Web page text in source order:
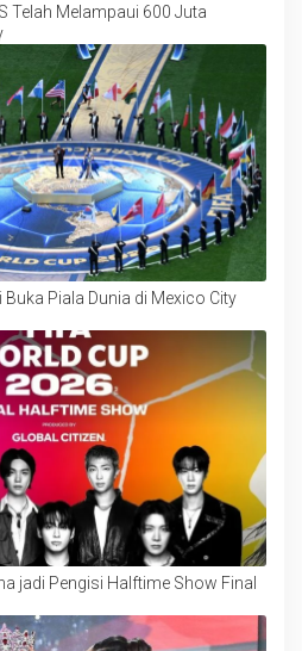
Telah Melampaui 600 Juta
Buka Piala Dunia di Mexico City
jadi Pengisi Halftime Show Final